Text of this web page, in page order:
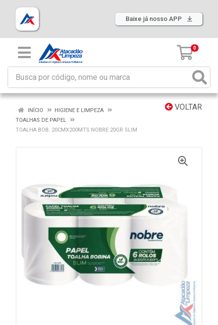
Baixe já nosso APP
0
VOLTAR
INÍCIO
HIGIENE E LIMPEZA
TOALHAS DE PAPEL
TOALHA BOB. 20CMX200MTS NOBRE 20GR SLIM